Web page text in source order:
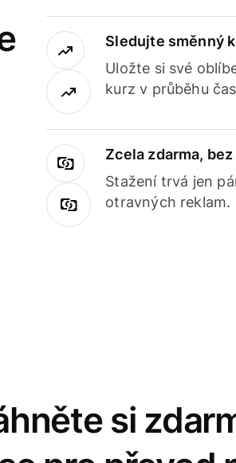
Sledujte směnný
Uložte si své
kurz v průběhu
Zcela zdarma,
Stažení trvá jen
otravných reklam.
si